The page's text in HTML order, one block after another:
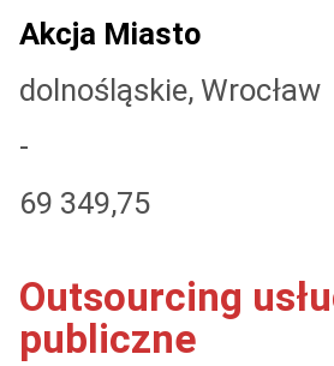
Akcja Miasto
dolnośląskie, Wrocław
-
69 349,75
Outsourcing
publiczne